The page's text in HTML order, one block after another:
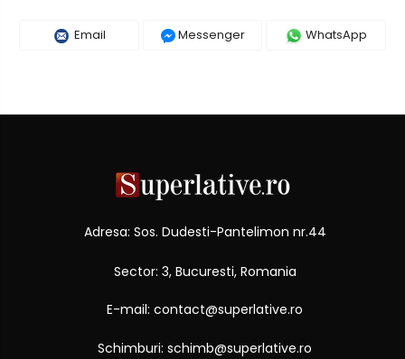
Email Messenger WhatsApp
Adresa: Sos. Dudesti-Pantelimon nr.44
Sector: 3, Bucuresti, Romania
E-mail: contact@superlative.ro
Schimburi: schimb@superlative.ro